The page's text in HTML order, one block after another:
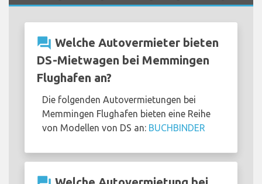
question_answer Welche Autovermieter bieten
DS-Mietwagen bei Memmingen
Flughafen an?
Die folgenden Autovermietungen bei
Memmingen Flughafen bieten eine Reihe
von Modellen von DS an: BUCHBINDER